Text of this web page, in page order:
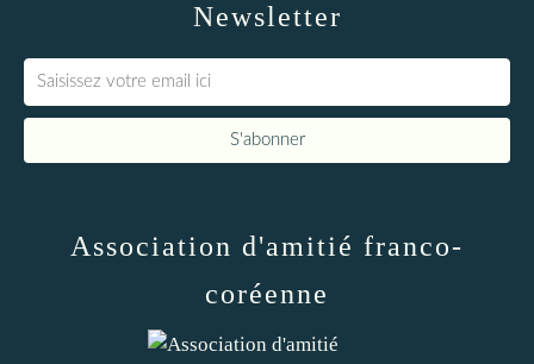
Newsletter
Association d'amitié franco-
coréenne